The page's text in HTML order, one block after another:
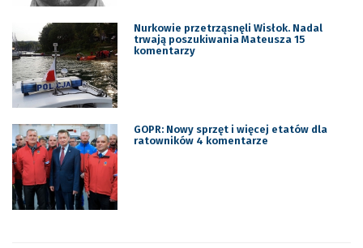
Nurkowie przetrząsnęli Wisłok. Nadal
trwają poszukiwania Mateusza 15
komentarzy
GOPR: Nowy sprzęt i więcej etatów dla
ratowników 4 komentarze